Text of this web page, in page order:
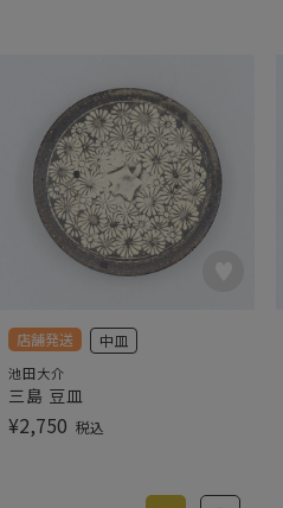
店舗発送 中皿
池田大介
三島 豆皿
¥2,750 税込